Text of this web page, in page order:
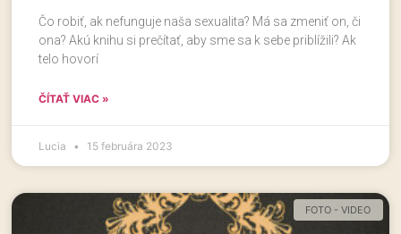
Čo robiť, ak nefunguje naša sexualita? Má sa zmeniť on, či
ona? Akú knihu si prečítať, aby sme sa k sebe priblížili? Ak
telo hovorí
ČÍTAŤ VIAC »
Lucia 15 februára 2023
FOTO - VIDEO